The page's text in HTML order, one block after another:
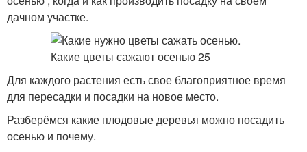
дачном участке.
Для каждого растения есть свое благоприятное время
для пересадки и посадки на новое место.
Разберёмся какие плодовые деревья можно посадить
осенью и почему.